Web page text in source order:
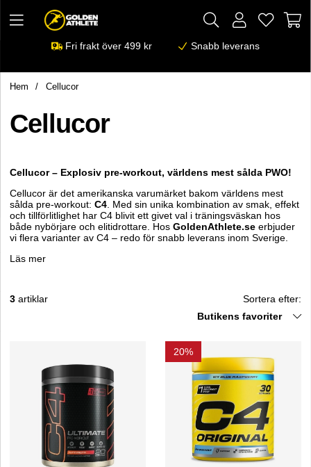
Fri frakt över 499 kr Snabb leverans
Hem Cellucor
Cellucor
Cellucor – Explosiv pre-workout, världens mest sålda PWO!
Cellucor är det amerikanska varumärket bakom världens mest
sålda pre-workout: C4 . Med sin unika kombination av smak, effekt
och tillförlitlighet har C4 blivit ett givet val i träningsväskan hos
både nybörjare och elitidrottare. Hos GoldenAthlete.se erbjuder
vi flera varianter av C4 – redo för snabb leverans inom Sverige.
Läs mer
3 artiklar
Sortera efter:
Butikens favoriter
20%